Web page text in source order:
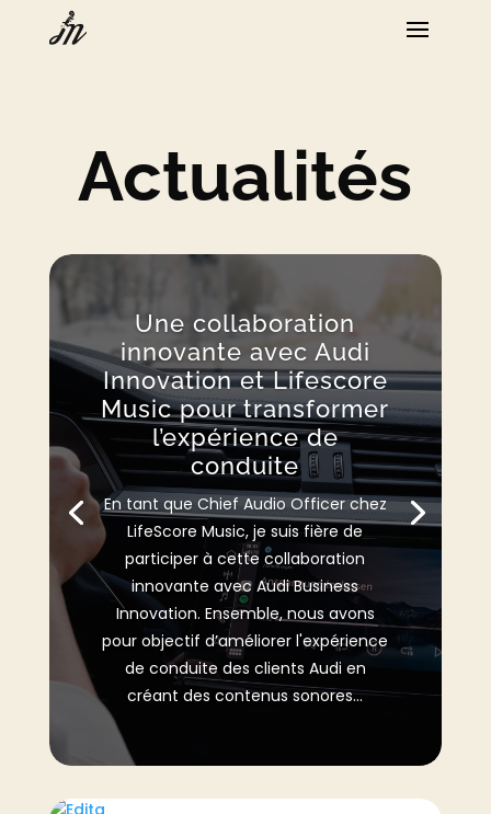
Actualités
Une collaboration
innovante avec Audi
Innovation et Lifescore
Music pour transformer
l’expérience de
conduite
En tant que Chief Audio Officer chez
LifeScore Music, je suis fière de
participer à cette collaboration
innovante avec Audi Business
Innovation. Ensemble, nous avons
pour objectif d’améliorer l'expérience
de conduite des clients Audi en
créant des contenus sonores...